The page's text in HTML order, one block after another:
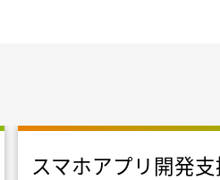
スマホアプリ開発